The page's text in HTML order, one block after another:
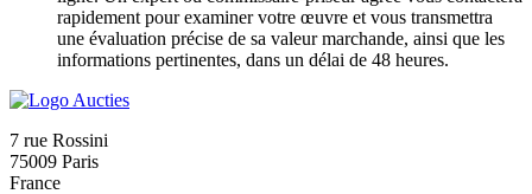
rapidement pour examiner votre œuvre et vous transmettra
une évaluation précise de sa valeur marchande, ainsi que les
informations pertinentes, dans un délai de 48 heures.
7 rue Rossini
75009 Paris
France